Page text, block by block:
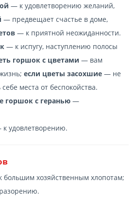
— к удовлетворению желаний,
— предвещает счастье в доме,
— к приятной неожиданности.
— к испугу, наступлению полосы
горшок с цветами — вам
если цветы засохшие — не
места от беспокойства.
горшок с геранью —
удовлетворению.
большим хозяйственным хлопотам;